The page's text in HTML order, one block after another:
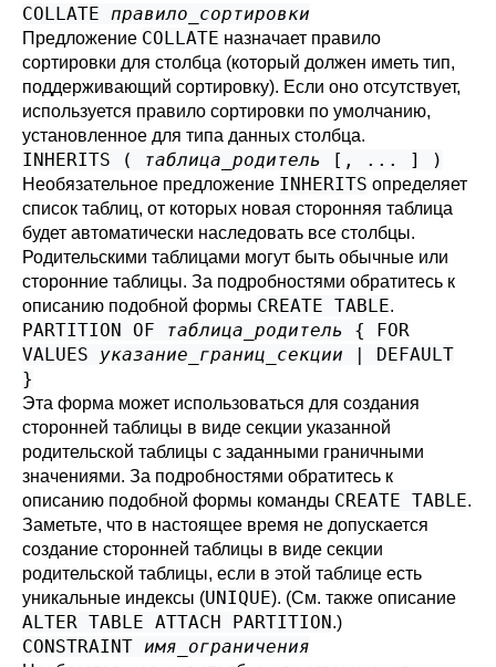
COLLATE правило_сортировки
Предложение COLLATE назначает правило
сортировки для столбца (который должен иметь тип,
поддерживающий сортировку). Если оно отсутствует,
используется правило сортировки по умолчанию,
установленное для типа данных столбца.
INHERITS ( таблица_родитель [, ... ] )
Необязательное предложение INHERITS определяет
список таблиц, от которых новая сторонняя таблица
будет автоматически наследовать все столбцы.
Родительскими таблицами могут быть обычные или
сторонние таблицы. За подробностями обратитесь к
описанию подобной формы CREATE TABLE.
PARTITION OF таблица_родитель { FOR
VALUES указание_границ_секции | DEFAULT
}
Эта форма может использоваться для создания
сторонней таблицы в виде секции указанной
родительской таблицы с заданными граничными
значениями. За подробностями обратитесь к
описанию подобной формы команды CREATE TABLE.
Заметьте, что в настоящее время не допускается
создание сторонней таблицы в виде секции
родительской таблицы, если в этой таблице есть
уникальные индексы (UNIQUE). (См. также описание
ALTER TABLE ATTACH PARTITION.)
CONSTRAINT имя_ограничения